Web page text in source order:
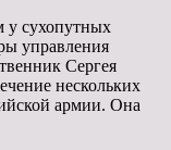
сухопутных
управления
Сергея
нескольких
армии. Она